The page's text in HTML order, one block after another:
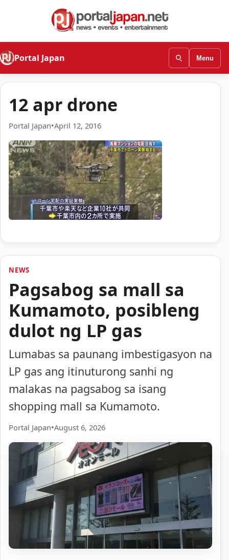
Portal Japan Menu
12 apr drone
Portal Japan•April 12, 2016
NEWS
Pagsabog sa mall sa
Kumamoto, posibleng
dulot ng LP gas
Lumabas sa paunang imbestigasyon na
LP gas ang itinuturong sanhi ng
malakas na pagsabog sa isang
shopping mall sa Kumamoto.
Portal Japan•August 6, 2026